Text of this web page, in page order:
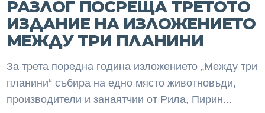
РАЗЛОГ ПОСРЕЩА ТРЕТОТО
ИЗДАНИЕ НА ИЗЛОЖЕНИЕТО
МЕЖДУ ТРИ ПЛАНИНИ
За трета поредна година изложението „Между три
планини“ събира на едно място животновъди,
производители и занаятчии от Рила, Пирин...